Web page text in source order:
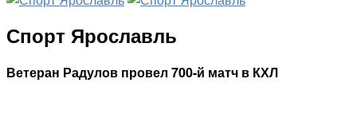
Спорт Ярославль
Ветеран Радулов провел 700-й матч в КХЛ